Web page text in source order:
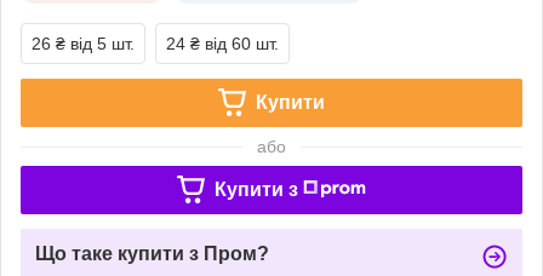
26 ₴ від 5 шт. 24 ₴ від 60 шт.
Купити
або
Купити з
Що таке купити з Пром?